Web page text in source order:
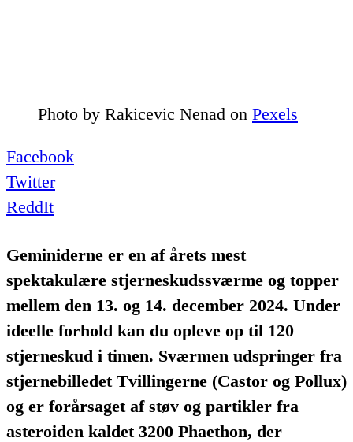
Photo by Rakicevic Nenad on Pexels
Facebook
Twitter
ReddIt
Geminiderne er en af årets mest
spektakulære stjerneskudssværme og topper
mellem den 13. og 14. december 2024. Under
ideelle forhold kan du opleve op til 120
stjerneskud i timen. Sværmen udspringer fra
stjernebilledet Tvillingerne (Castor og Pollux)
og er forårsaget af støv og partikler fra
asteroiden kaldet 3200 Phaethon, der